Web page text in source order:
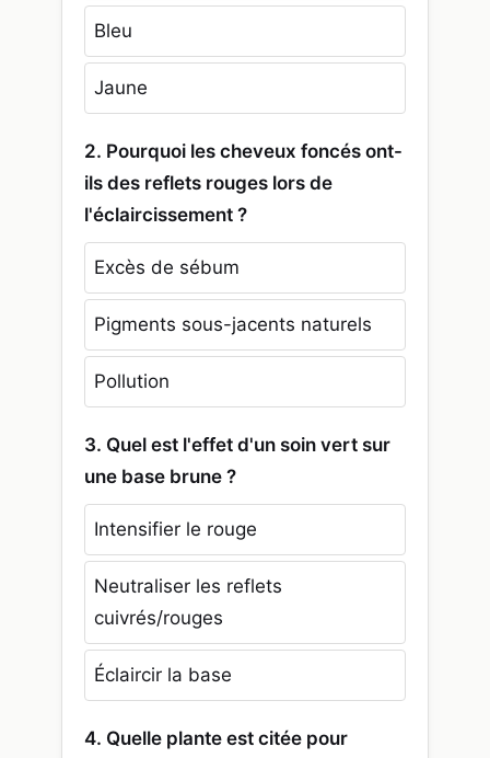
Bleu
Jaune
2. Pourquoi les cheveux foncés ont-
ils des reflets rouges lors de
l'éclaircissement ?
Excès de sébum
Pigments sous-jacents naturels
Pollution
3. Quel est l'effet d'un soin vert sur
une base brune ?
Intensifier le rouge
Neutraliser les reflets
cuivrés/rouges
Éclaircir la base
4. Quelle plante est citée pour